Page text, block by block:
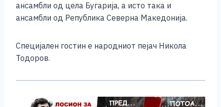
ансамбли од цела Бугарија, а исто така и
ансамбли од Република Северна Македонија.
Специјален гостин е народниот пејач Никола
Тодоров.